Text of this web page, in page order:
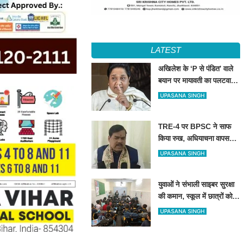
LATEST
अखिलेश के ‘P से पंडित’ वाले
बयान पर मायावती का पलटवार,
सपा को बताया ‘गिरगिट की तरह
UPASANA SINGH
TRE-4 पर BPSC ने साफ
किया रुख, अधियाचना वापस
नहीं हुई; खामियां सुधारने के बाद
UPASANA SINGH
युवाओं ने संभाली साइबर सुरक्षा
की कमान, स्कूल में छात्रों को
सिखाए ऑनलाइन फ्रॉड से
UPASANA SINGH